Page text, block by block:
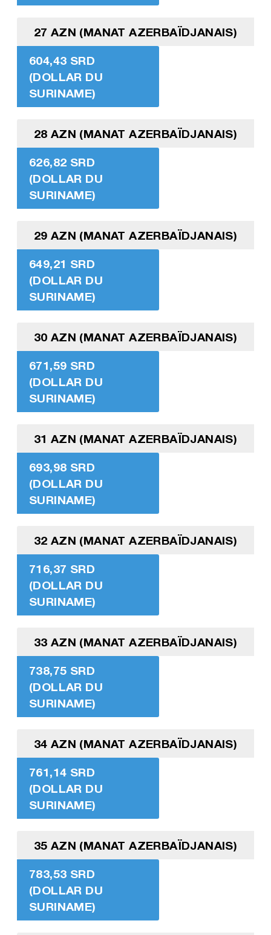
27 AZN (MANAT AZERBAÏDJANAIS)
604,43 SRD
(DOLLAR DU
SURINAME)
28 AZN (MANAT AZERBAÏDJANAIS)
626,82 SRD
(DOLLAR DU
SURINAME)
29 AZN (MANAT AZERBAÏDJANAIS)
649,21 SRD
(DOLLAR DU
SURINAME)
30 AZN (MANAT AZERBAÏDJANAIS)
671,59 SRD
(DOLLAR DU
SURINAME)
31 AZN (MANAT AZERBAÏDJANAIS)
693,98 SRD
(DOLLAR DU
SURINAME)
32 AZN (MANAT AZERBAÏDJANAIS)
716,37 SRD
(DOLLAR DU
SURINAME)
33 AZN (MANAT AZERBAÏDJANAIS)
738,75 SRD
(DOLLAR DU
SURINAME)
34 AZN (MANAT AZERBAÏDJANAIS)
761,14 SRD
(DOLLAR DU
SURINAME)
35 AZN (MANAT AZERBAÏDJANAIS)
783,53 SRD
(DOLLAR DU
SURINAME)